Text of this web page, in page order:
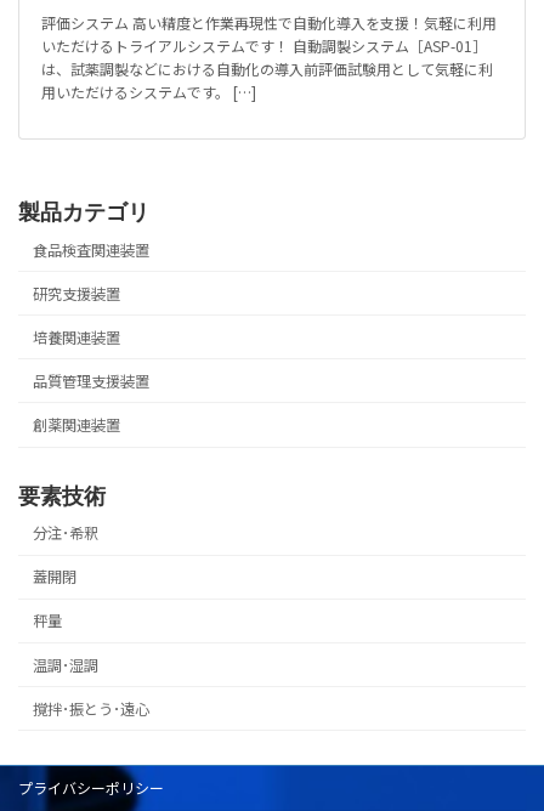
評価システム 高い精度と作業再現性で自動化導入を支援！気軽に利用
いただけるトライアルシステムです！ 自動調製システム［ASP-01］
は、試薬調製などにおける自動化の導入前評価試験用として気軽に利
用いただけるシステムです。 […]
製品カテゴリ
食品検査関連装置
研究支援装置
培養関連装置
品質管理支援装置
創薬関連装置
要素技術
分注･希釈
蓋開閉
秤量
温調･湿調
撹拌･振とう･遠心
プライバシーポリシー